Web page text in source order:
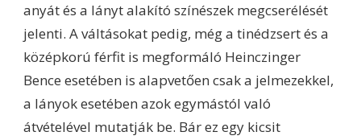
anyát és a lányt alakító színészek megcserélését
jelenti. A váltásokat pedig, még a tinédzsert és a
középkorú férfit is megformáló Heinczinger
Bence esetében is alapvetően csak a jelmezekkel,
a lányok esetében azok egymástól való
átvételével mutatják be. Bár ez egy kicsit